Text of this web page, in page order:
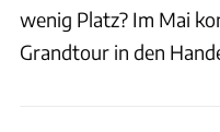
wenig Platz? Im Mai
Grandtour in den